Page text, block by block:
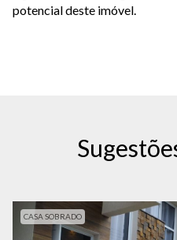
potencial deste imóvel.
CASA SOBRADO